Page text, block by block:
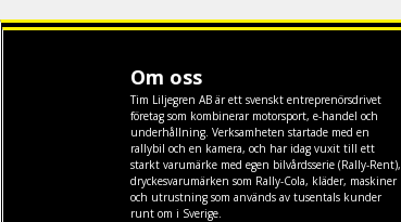
Om oss
Tim Liljegren AB är ett svenskt entreprenörsdrivet
företag som kombinerar motorsport, e-handel och
underhållning. Verksamheten startade med en
rallybil och en kamera, och har idag vuxit till ett
starkt varumärke med egen bilvårdsserie (Rally-Rent),
dryckesvarumärken som Rally-Cola, kläder, maskiner
och utrustning som används av tusentals kunder
runt om i Sverige.